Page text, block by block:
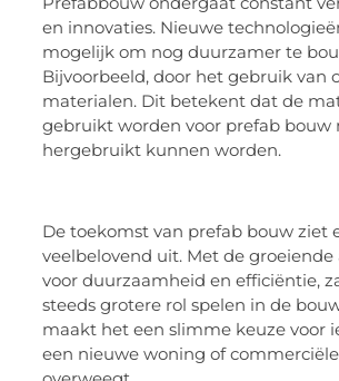
en innovaties. Nieuwe
mogelijk om nog duurzamer te
Bijvoorbeeld, door het gebruik van
materialen. Dit betekent dat de
gebruikt worden voor prefab bouw
hergebruikt kunnen worden.
De toekomst van prefab bouw ziet
veelbelovend uit. Met de
voor duurzaamheid en efficiëntie,
steeds grotere rol spelen in de
maakt het een slimme keuze voor
een nieuwe woning of